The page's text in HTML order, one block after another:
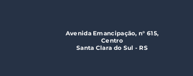
Avenida Emancipação, n° 615,
Centro
Santa Clara do Sul - RS